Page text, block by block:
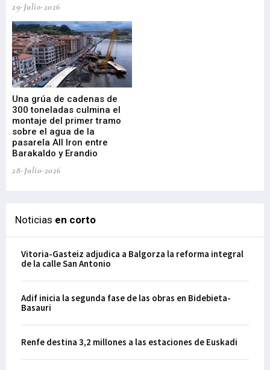
29-Julio-2026
Una grúa de cadenas de
300 toneladas culmina el
montaje del primer tramo
sobre el agua de la
pasarela All Iron entre
Barakaldo y Erandio
28-Julio-2026
Noticias en corto
Vitoria-Gasteiz adjudica a Balgorza la reforma integral
de la calle San Antonio
Adif inicia la segunda fase de las obras en Bidebieta-
Basauri
Renfe destina 3,2 millones a las estaciones de Euskadi